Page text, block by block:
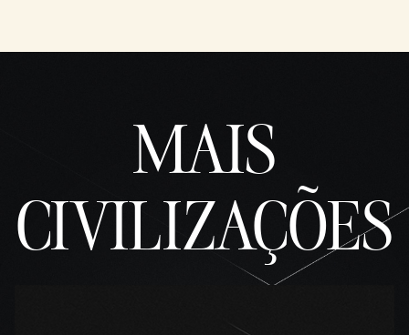
MAIS
CIVILIZAÇÕES